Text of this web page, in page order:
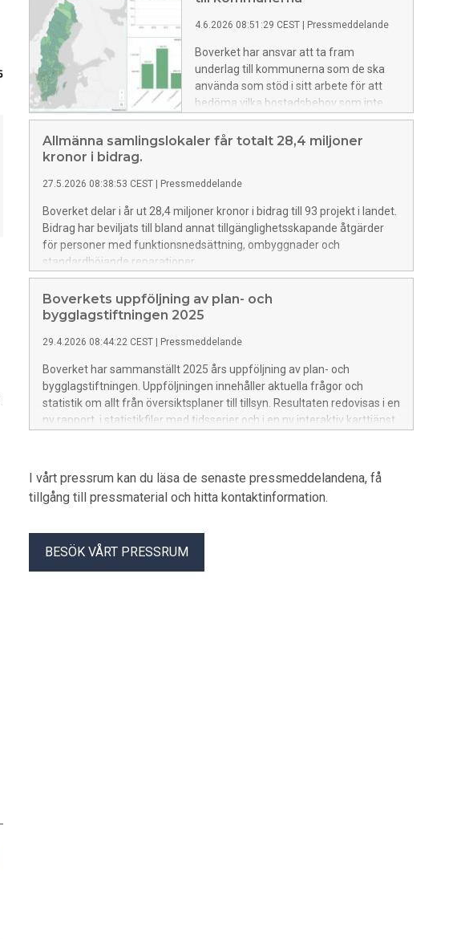
hösten.
4.6.2026 08:51:29 CEST Pressmeddelande
Boverket har ansvar att ta fram
underlag till kommunerna som de ska
använda som stöd i sitt arbete för att
bedöma vilka bostadsbehov som inte
tillgodoses på marknaden. Nu har
Boverket tagit fram nya beräkningar för
Allmänna samlingslokaler får totalt 28,4 miljoner
kronor i bidrag.
27.5.2026 08:38:53 CEST Pressmeddelande
Boverket delar i år ut 28,4 miljoner kronor i bidrag till 93 projekt i landet.
Bidrag har beviljats till bland annat tillgänglighetsskapande åtgärder
för personer med funktionsnedsättning, ombyggnader och
standardhöjande reparationer.
Boverkets uppföljning av plan- och
bygglagstiftningen 2025
29.4.2026 08:44:22 CEST Pressmeddelande
Boverket har sammanställt 2025 års uppföljning av plan- och
bygglagstiftningen. Uppföljningen innehåller aktuella frågor och
statistik om allt från översiktsplaner till tillsyn. Resultaten redovisas i en
ny rapport, i statistikfiler med tidsserier och i en ny interaktiv karttjänst
I vårt pressrum kan du läsa de senaste pressmeddelandena, få
tillgång till pressmaterial och hitta kontaktinformation.
BESÖK VÅRT PRESSRUM